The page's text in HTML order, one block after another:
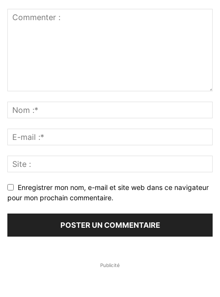
Enregistrer mon nom, e-mail et site web dans ce navigateur
pour mon prochain commentaire.
Publicité